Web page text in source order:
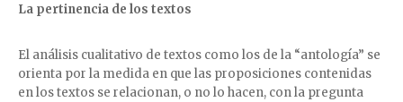
La pertinencia de los textos
El análisis cualitativo de textos como los de la “antología” se
orienta por la medida en que las proposiciones contenidas
en los textos se relacionan, o no lo hacen, con la pregunta